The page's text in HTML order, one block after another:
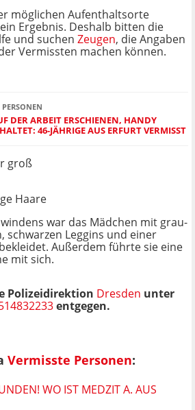
möglichen Aufenthaltsorte
Ergebnis. Deshalb bitten die
und suchen Zeugen, die Angaben
Vermissten machen können.
PERSONEN
DER ARBEIT ERSCHIENEN, HANDY
46-JÄHRIGE AUS ERFURT VERMISST
groß
Haare
war das Mädchen mit grau-
schwarzen Leggins und einer
Außerdem führte sie eine
mit sich.
Polizeidirektion Dresden unter
entgegen.
Vermisste Personen:
WO IST MEDZIT A. AUS